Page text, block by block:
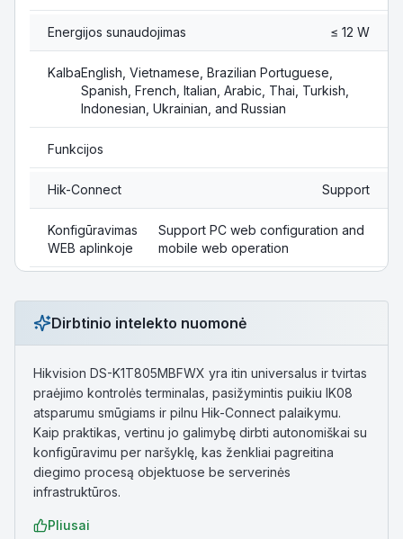
Energijos sunaudojimas ≤ 12 W
KalbaEnglish, Vietnamese, Brazilian Portuguese,
Spanish, French, Italian, Arabic, Thai, Turkish,
Indonesian, Ukrainian, and Russian
Funkcijos
Hik-Connect Support
Konfigūravimas
WEB aplinkoje
Support PC web configuration and
mobile web operation
Dirbtinio intelekto nuomonė
Hikvision DS-K1T805MBFWX yra itin universalus ir tvirtas
praėjimo kontrolės terminalas, pasižymintis puikiu IK08
atsparumu smūgiams ir pilnu Hik-Connect palaikymu.
Kaip praktikas, vertinu jo galimybę dirbti autonomiškai su
konfigūravimu per naršyklę, kas ženkliai pagreitina
diegimo procesą objektuose be serverinės
infrastruktūros.
Pliusai